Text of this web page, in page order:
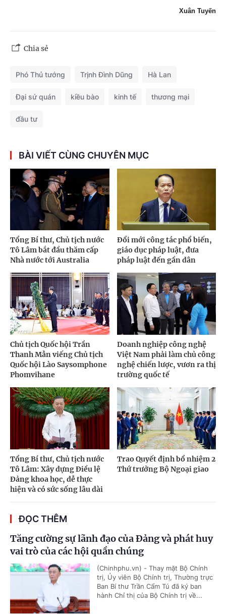
Xuân Tuyến
Chia sẻ
Phó Thủ tướng Trịnh Đình Dũng Hà Lan
Đại sứ quán kiều bào kinh tế thương mại
đầu tư
BÀI VIẾT CÙNG CHUYÊN MỤC
Tổng Bí thư, Chủ tịch nước
Tô Lâm bắt đầu thăm cấp
Nhà nước tới Australia
Đổi mới công tác phổ biến,
giáo dục pháp luật, đưa
pháp luật đến gần dân
Chủ tịch Quốc hội Trần
Thanh Mẫn viếng Chủ tịch
Quốc hội Lào Saysomphone
Phomvihane
Doanh nghiệp công nghệ
Việt Nam phải làm chủ công
nghệ chiến lược, vươn ra thị
trường quốc tế
Tổng Bí thư, Chủ tịch nước
Tô Lâm: Xây dựng Điều lệ
Đảng khoa học, dễ thực
hiện và có sức sống lâu dài
Trao Quyết định bổ nhiệm 2
Thứ trưởng Bộ Ngoại giao
ĐỌC THÊM
Tăng cường sự lãnh đạo của Đảng và phát huy
vai trò của các hội quần chúng
(Chinhphu.vn) - Thay mặt Bộ Chính
trị, Ủy viên Bộ Chính trị, Thường trực
Ban Bí thư Trần Cẩm Tú đã ký ban
hành Chỉ thị của Bộ Chính trị về...